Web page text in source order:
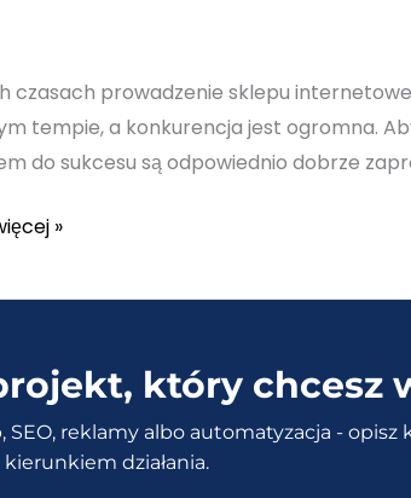
czasach prowadzenie sklepu
tempie, a konkurencja jest ogromna.
do sukcesu są odpowiednio dobrze
»
który chcesz
SEO, reklamy albo automatyzacja -
działania.